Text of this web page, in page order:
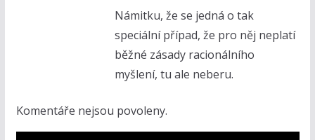
Námitku, že se jedná o tak
speciální případ, že pro něj neplatí
běžné zásady racionálního
myšlení, tu ale neberu.
Komentáře nejsou povoleny.